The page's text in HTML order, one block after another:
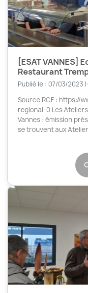
[ESAT VANNES]
Restaurant
Publié le : 07/03/2023
Source RCF : https://
regional-0 Les
Vannes : émission
se trouvent aux